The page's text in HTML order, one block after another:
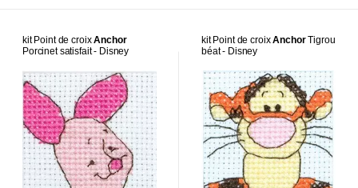
kit Point de croixAnchor
Porcinet satisfait - Disney
kit Point de croixAnchorTigrou
béat - Disney